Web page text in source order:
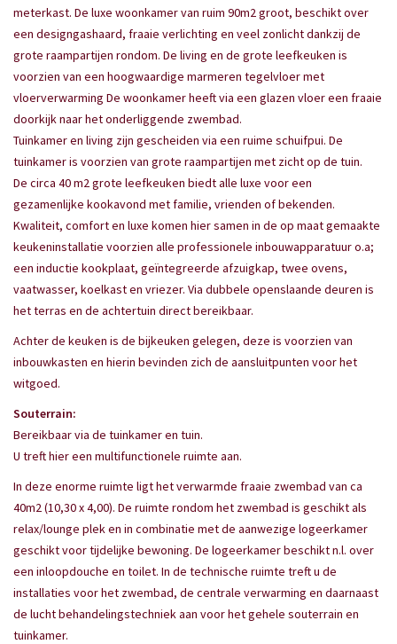
meterkast. De luxe woonkamer van ruim 90m2 groot, beschikt over
een designgashaard, fraaie verlichting en veel zonlicht dankzij de
grote raampartijen rondom. De living en de grote leefkeuken is
voorzien van een hoogwaardige marmeren tegelvloer met
vloerverwarming De woonkamer heeft via een glazen vloer een fraaie
doorkijk naar het onderliggende zwembad.
Tuinkamer en living zijn gescheiden via een ruime schuifpui. De
tuinkamer is voorzien van grote raampartijen met zicht op de tuin.
De circa 40 m2 grote leefkeuken biedt alle luxe voor een
gezamenlijke kookavond met familie, vrienden of bekenden.
Kwaliteit, comfort en luxe komen hier samen in de op maat gemaakte
keukeninstallatie voorzien alle professionele inbouwapparatuur o.a;
een inductie kookplaat, geïntegreerde afzuigkap, twee ovens,
vaatwasser, koelkast en vriezer. Via dubbele openslaande deuren is
het terras en de achtertuin direct bereikbaar.
Achter de keuken is de bijkeuken gelegen, deze is voorzien van
inbouwkasten en hierin bevinden zich de aansluitpunten voor het
witgoed.
Souterrain:
Bereikbaar via de tuinkamer en tuin.
U treft hier een multifunctionele ruimte aan.
In deze enorme ruimte ligt het verwarmde fraaie zwembad van ca
40m2 (10,30 x 4,00). De ruimte rondom het zwembad is geschikt als
relax/lounge plek en in combinatie met de aanwezige logeerkamer
geschikt voor tijdelijke bewoning. De logeerkamer beschikt n.l. over
een inloopdouche en toilet. In de technische ruimte treft u de
installaties voor het zwembad, de centrale verwarming en daarnaast
de lucht behandelingstechniek aan voor het gehele souterrain en
tuinkamer.